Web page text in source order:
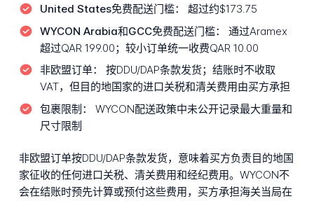
United States免费配送门槛：
超过约$173.75
WYCON Arabia和GCC免费配送门槛：
通过Aramex
超过QAR 199.00；较小订单统一收费QAR 10.00
非欧盟订单：
按DDU/DAP条款发货；结账时不收取
VAT，但目的地国家的进口关税和清关费用由买方承担
包裹限制：
WYCON配送政策中未公开记录最大重量和
尺寸限制
非欧盟订单按DDU/DAP条款发货，意味着买方负责目的地国
家征收的任何进口关税、清关费用和经纪费用。WYCON不
会在结账时预先计算或预付这些费用，买方承担海关当局在